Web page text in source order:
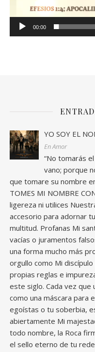
00:00
YO SOY EL
En Amor
“No tomarás
vano; porque
que tomare su nombre
TOMES MI NOMBRE
ligereza ni utilices
accesorio para adornar
multitud. Profanas Mi
vacías o juramentos
una forma mucho más
orgullo como Mi
propias reglas e
este siglo. Cada vez que
como una máscara para
egoístas o tu soberbia,
abiertamente Mi
todo nombre, la Roca
el sello eterno de tu